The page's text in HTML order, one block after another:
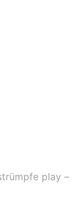
play –